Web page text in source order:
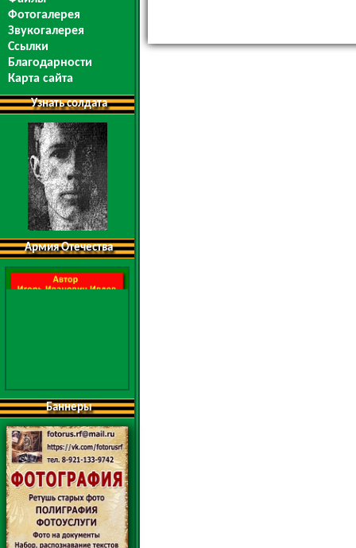
Фотогалерея
Звукогалерея
Ссылки
Благодарности
Карта сайта
Узнать солдата
Армия Отечества
Баннеры